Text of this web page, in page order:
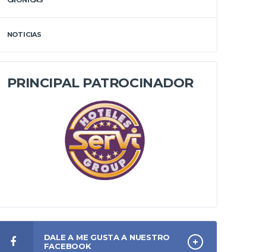
NOTICIAS
PRINCIPAL PATROCINADOR
DALE A ME GUSTA A NUESTRO
FACEBOOK